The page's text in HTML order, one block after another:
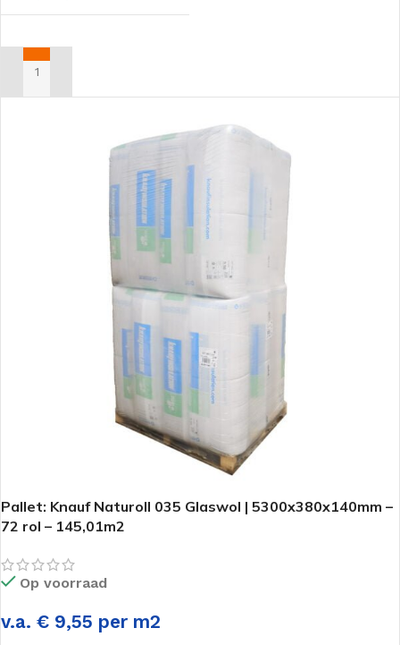
TOEVOEGEN AAN WINKELWAGEN
Pallet: Knauf Naturoll 035 Glaswol | 5300x380x140mm –
72 rol – 145,01m2
Op voorraad
v.a. € 9,55 per m2